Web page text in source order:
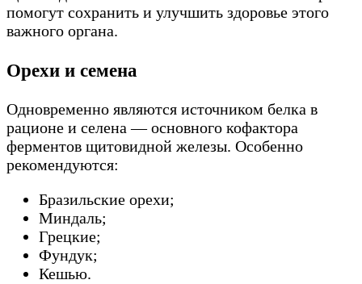
помогут сохранить и улучшить здоровье этого
важного органа.
Орехи и семена
Одновременно являются источником белка в
рационе и селена — основного кофактора
ферментов щитовидной железы. Особенно
рекомендуются:
Бразильские орехи;
Миндаль;
Грецкие;
Фундук;
Кешью.